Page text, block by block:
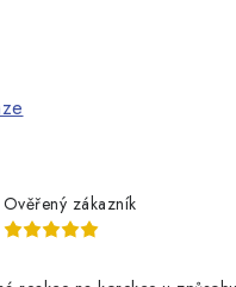
Ověřený zákazník